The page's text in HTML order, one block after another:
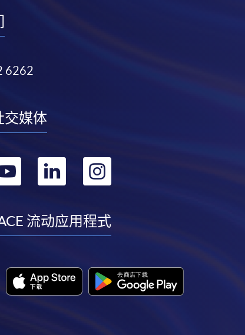
6262
交媒体
转
youtube
转
linkedin
转
instagram
流动应用程式